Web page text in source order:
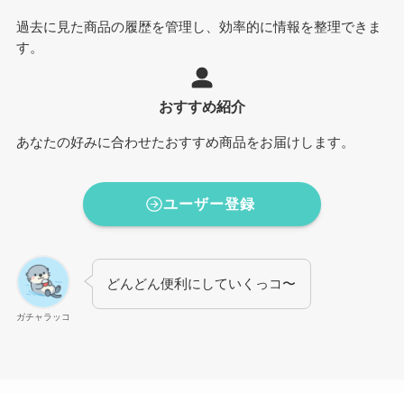
過去に見た商品の履歴を管理し、効率的に情報を整理できま
す。
おすすめ紹介
あなたの好みに合わせたおすすめ商品をお届けします。
ユーザー登録
ガチャラッコ
どんどん便利にしていくっコ〜